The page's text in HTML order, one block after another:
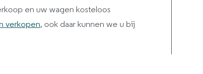
en uw wagen kosteloos
verkopen, ook daar kunnen we u bij